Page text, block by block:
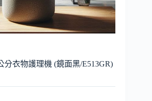
分衣物護理機 (鏡面黑/E513GR)